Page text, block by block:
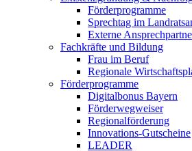
Förderprogramme
Sprechtag im
Externe
Fachkräfte und Bildung
Frau im Beruf
Regionale
Förderprogramme
Digitalbonus Bayern
Förderwegweiser
Regionalförderung
Innovations-Gutscheine
LEADER